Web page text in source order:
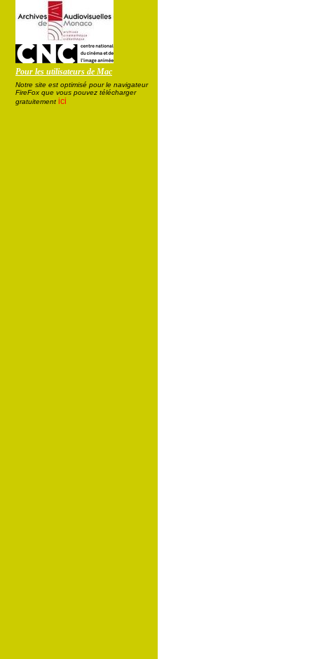
Pour les utilisateurs de Mac
Notre site est optimisé pour le navigateur
FireFox que vous pouvez télécharger
gratuitement ici